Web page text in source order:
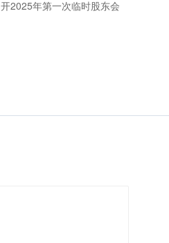
开2025年第一次临时股东会